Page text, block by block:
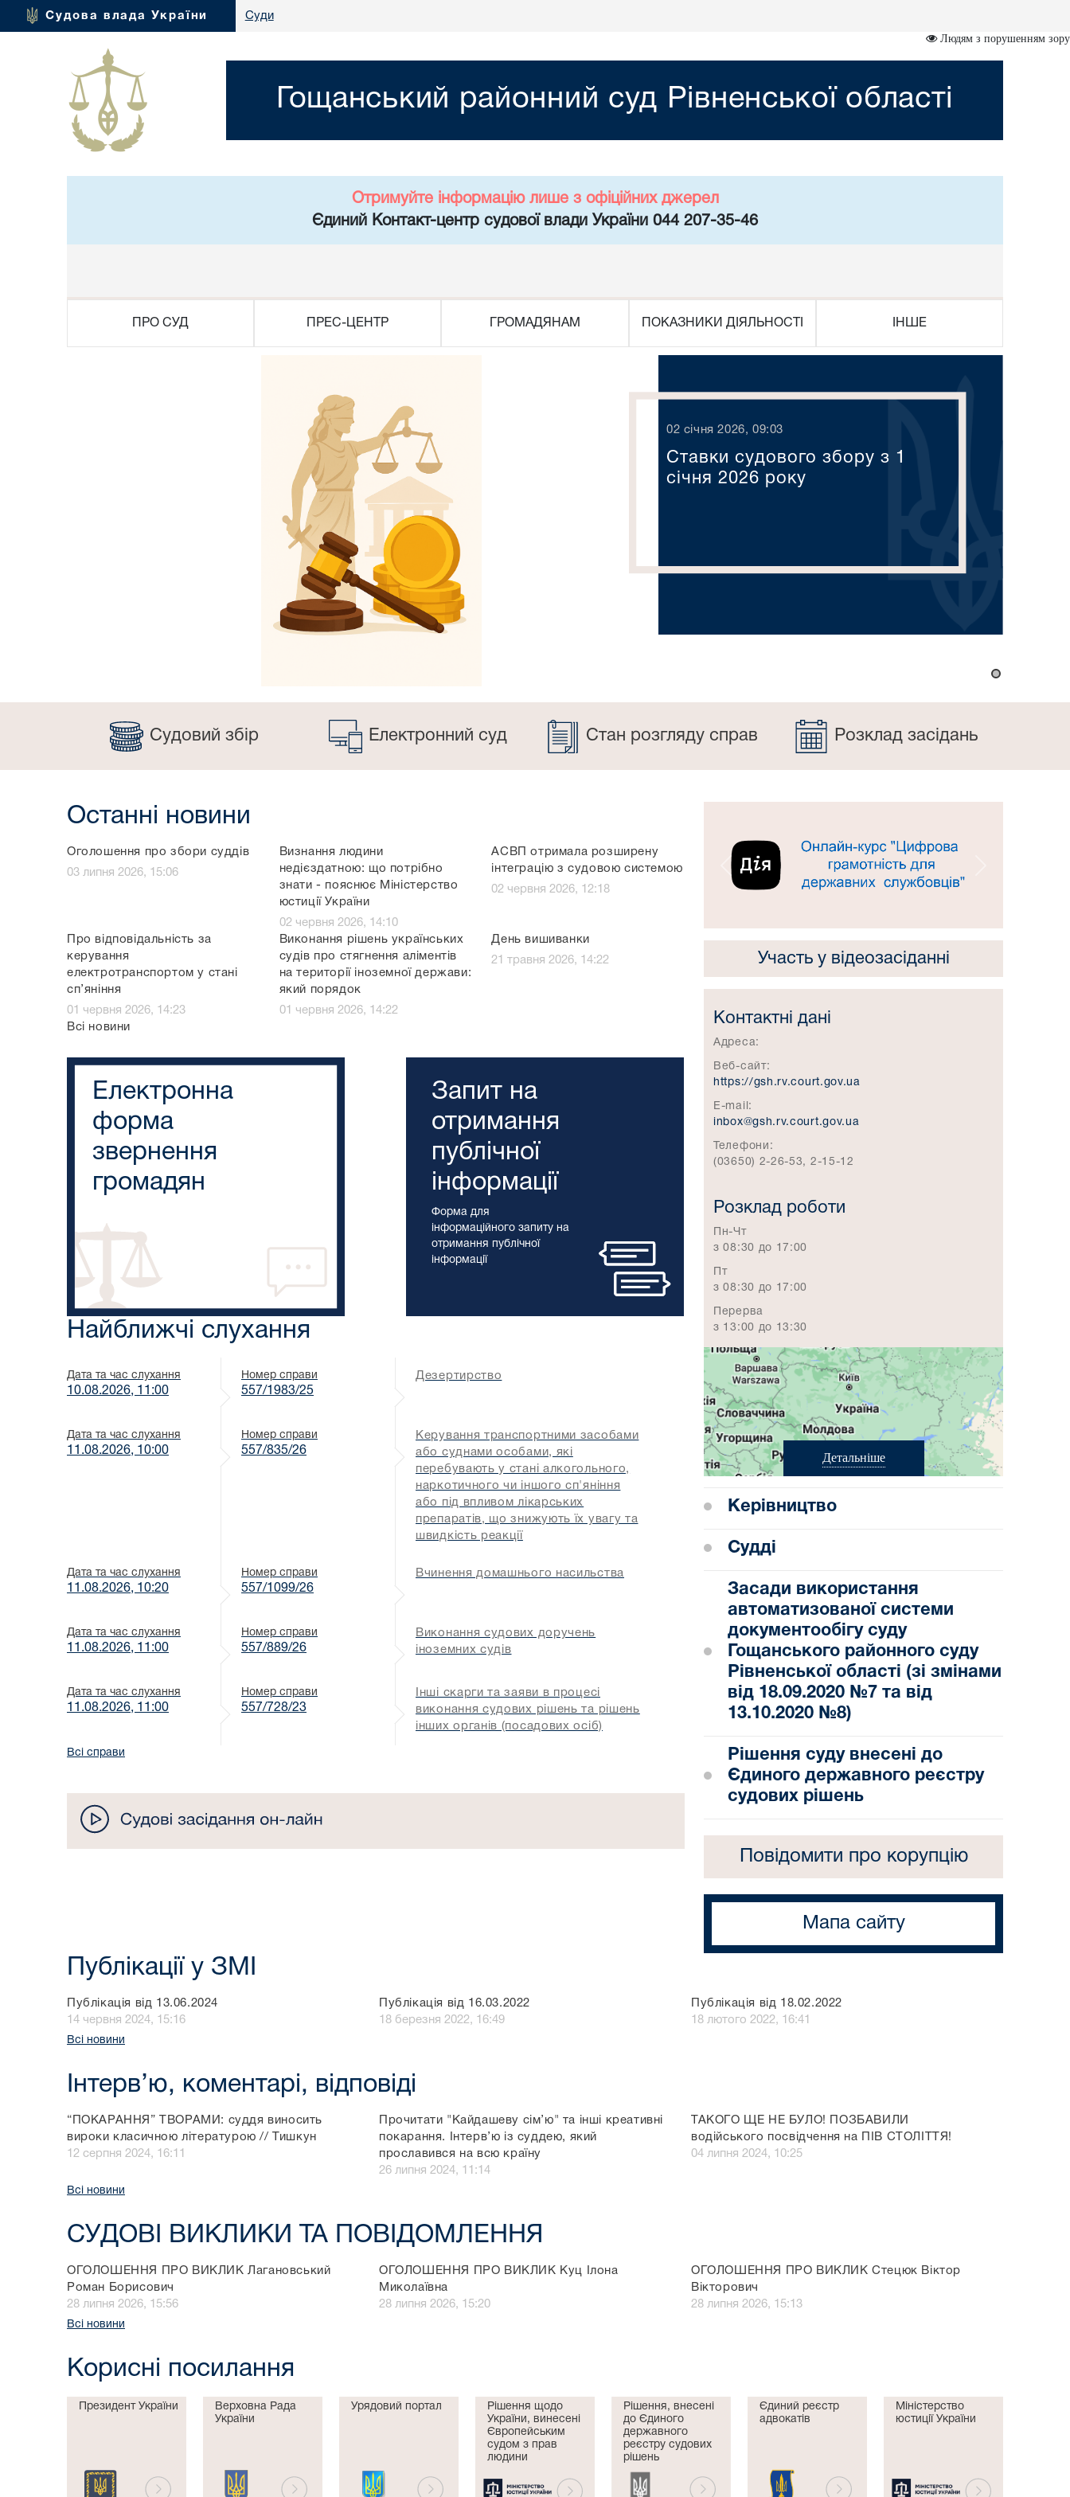
Судова влада України Суди
Людям з порушенням зору
Гощанський районний суд Рівненської області
Отримуйте інформацію лише з офіційних джерел
Єдиний Контакт-центр судової влади України 044 207-35-46
ПРО СУД ПРЕС-ЦЕНТР ГРОМАДЯНАМ ПОКАЗНИКИ ДІЯЛЬНОСТІ ІНШЕ
02 січня 2026, 09:03
Ставки судового збору з 1
січня 2026 року
Судовий збір Електронний суд Стан розгляду справ Розклад засідань
Останні новини
Оголошення про збори суддів
03 липня 2026, 15:06
Визнання людини
недієздатною: що потрібно
знати - пояснює Міністерство
юстиції України
02 червня 2026, 14:10
АСВП отримала розширену
інтеграцію з судовою системою
02 червня 2026, 12:18
Про відповідальність за
керування
електротранспортом у стані
сп’яніння
01 червня 2026, 14:23
Виконання рішень українських
судів про стягнення аліментів
на території іноземної держави:
який порядок
01 червня 2026, 14:22
День вишиванки
21 травня 2026, 14:22
Всі новини
Електронна
форма
звернення
громадян
Запит на
отримання
публічної
інформації
Форма для
інформаційного запиту на
отримання публічної
інформації
Найближчі слухання
Дата та час слухання
10.08.2026, 11:00
Номер справи
557/1983/25
Дезертирство
Дата та час слухання
11.08.2026, 10:00
Номер справи
557/835/26
Керування транспортними засобами
або суднами особами, які
перебувають у стані алкогольного,
наркотичного чи іншого сп'яніння
або під впливом лікарських
препаратів, що знижують їх увагу та
швидкість реакції
Дата та час слухання
11.08.2026, 10:20
Номер справи
557/1099/26
Вчинення домашнього насильства
Дата та час слухання
11.08.2026, 11:00
Номер справи
557/889/26
Виконання судових доручень
іноземних судів
Дата та час слухання
11.08.2026, 11:00
Номер справи
557/728/23
Інші скарги та заяви в процесі
виконання судових рішень та рішень
інших органів (посадових осіб)
Всі справи
Попередній
Участь у відеозасіданні
Контактні дані
Адреса:
Веб-сайт:
https://gsh.rv.court.gov.ua
E-mail:
inbox@gsh.rv.court.gov.ua
Телефони:
(03650) 2-26-53, 2-15-12
Розклад роботи
Пн-Чт
з 08:30 до 17:00
Пт
з 08:30 до 17:00
Перерва
з 13:00 до 13:30
Детальніше
Керівництво
Судді
Засади використання
автоматизованої системи
документообігу суду
Гощанського районного суду
Рівненської області (зі змінами
від 18.09.2020 №7 та від
13.10.2020 №8)
Рішення суду внесені до
Єдиного державного реєстру
судових рішень
Повідомити про корупцію
Мапа сайту
Публікації у ЗМІ
Публікація від 13.06.2024
14 червня 2024, 15:16
Публікація від 16.03.2022
18 березня 2022, 16:49
Публікація від 18.02.2022
18 лютого 2022, 16:41
Всі новини
Інтерв’ю, коментарі, відповіді
“ПОКАРАННЯ” ТВОРАМИ: суддя виносить
вироки класичною літературою // Тишкун
12 серпня 2024, 16:11
Прочитати "Кайдашеву сім’ю" та інші креативні
покарання. Інтерв’ю із суддею, який
прославився на всю країну
26 липня 2024, 11:14
ТАКОГО ЩЕ НЕ БУЛО! ПОЗБАВИЛИ
водійського посвідчення на ПІВ СТОЛІТТЯ!
04 липня 2024, 10:25
Всі новини
СУДОВІ ВИКЛИКИ ТА ПОВІДОМЛЕННЯ
ОГОЛОШЕННЯ ПРО ВИКЛИК Лагановський
Роман Борисович
28 липня 2026, 15:56
ОГОЛОШЕННЯ ПРО ВИКЛИК Куц Ілона
Миколаївна
28 липня 2026, 15:20
ОГОЛОШЕННЯ ПРО ВИКЛИК Стецюк Віктор
Вікторович
28 липня 2026, 15:13
Всі новини
Корисні посилання
Президент України
Верховна Рада
України
Урядовий портал
Рішення щодо
України, винесені
Європейським
судом з прав
людини
Рішення, внесені
до Єдиного
державного
реєстру судових
рішень
Єдиний реєстр
адвокатів
Міністерство
юстиції України